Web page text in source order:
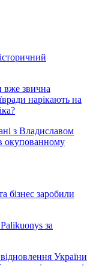
вже звична
нарікають на
з Владиславом
окупованному
бізнес заробили
за
України